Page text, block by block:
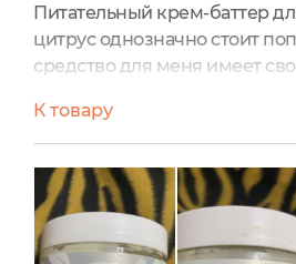
Питательный крем-баттер
цитрус однозначно стоит
средство для меня имеет
Баттер отлично устраняет
борется с шелушениями и
стопах отлично увлажняет
Имеет отличный нежный
К товару